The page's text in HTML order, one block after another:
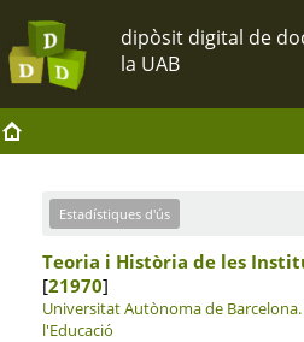
Estadístiques d'ús
Teoria i Història de les
[21970]
Universitat Autònoma de Barcelona.
l'Educació